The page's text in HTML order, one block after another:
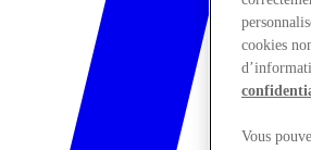
cookies
Vous